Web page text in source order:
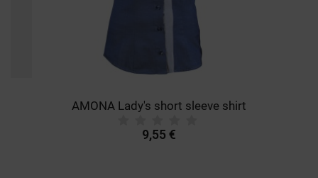
AMONA Lady's short sleeve shirt
9,55 €